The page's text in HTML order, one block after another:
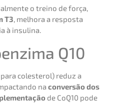
o treino de força,
T3, melhora a resposta
à insulina.
Q10
colesterol) reduz a
na conversão dos
de CoQ10 pode